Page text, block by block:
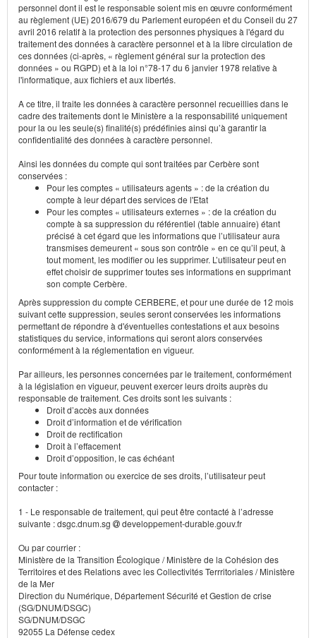
personnel dont il est le responsable soient mis en œuvre conformément
au règlement (UE) 2016/679 du Parlement européen et du Conseil du 27
avril 2016 relatif à la protection des personnes physiques à l'égard du
traitement des données à caractère personnel et à la libre circulation de
ces données (ci-après, « règlement général sur la protection des
données » ou RGPD) et à la loi n°78-17 du 6 janvier 1978 relative à
l'informatique, aux fichiers et aux libertés.
A ce titre, il traite les données à caractère personnel recueillies dans le
cadre des traitements dont le Ministère a la responsabilité uniquement
pour la ou les seule(s) finalité(s) prédéfinies ainsi qu’à garantir la
confidentialité des données à caractère personnel.
Ainsi les données du compte qui sont traitées par Cerbère sont
conservées :
Pour les comptes « utilisateurs agents » : de la création du
compte à leur départ des services de l'Etat
Pour les comptes « utilisateurs externes » : de la création du
compte à sa suppression du référentiel (table annuaire) étant
précisé à cet égard que les informations que l’utilisateur aura
transmises demeurent « sous son contrôle » en ce qu’il peut, à
tout moment, les modifier ou les supprimer. L’utilisateur peut en
effet choisir de supprimer toutes ses informations en supprimant
son compte Cerbère.
Après suppression du compte CERBERE, et pour une durée de 12 mois
suivant cette suppression, seules seront conservées les informations
permettant de répondre à d'éventuelles contestations et aux besoins
statistiques du service, informations qui seront alors conservées
conformément à la réglementation en vigueur.
Par ailleurs, les personnes concernées par le traitement, conformément
à la législation en vigueur, peuvent exercer leurs droits auprès du
responsable de traitement. Ces droits sont les suivants :
Droit d’accès aux données
Droit d’information et de vérification
Droit de rectification
Droit à l’effacement
Droit d’opposition, le cas échéant
Pour toute information ou exercice de ses droits, l’utilisateur peut
contacter :
1 - Le responsable de traitement, qui peut être contacté à l’adresse
suivante : dsgc.dnum.sg
developpement-durable.gouv.fr
Ou par courrier :
Ministère de la Transition Écologique / Ministère de la Cohésion des
Territoires et des Relations avec les Collectivités Terrritoriales / Ministère
de la Mer
Direction du Numérique, Département Sécurité et Gestion de crise
(SG/DNUM/DSGC)
SG/DNUM/DSGC
92055 La Défense cedex